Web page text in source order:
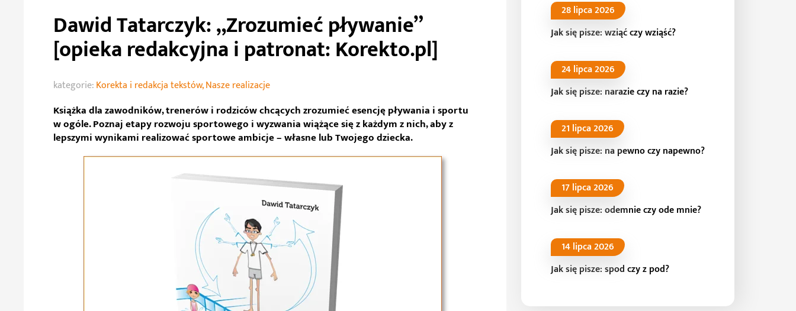
Dawid Tatarczyk: „Zrozumieć pływanie”
[opieka redakcyjna i patronat: Korekto.pl]
kategorie:Korekta i redakcja tekstów,Nasze realizacje
Książka dla zawodników, trenerów i rodziców chcących zrozumieć esencję pływania i sportu
w ogóle. Poznaj etapy rozwoju sportowego i wyzwania wiążące się z każdym z nich, aby z
lepszymi wynikami realizować sportowe ambicje – własne lub Twojego dziecka.
Jak się pisze: wziąć czy wziąść?
28 lipca 2026
Jak się pisze: narazie czy na razie?
24 lipca 2026
Jak się pisze: na pewno czy napewno?
21 lipca 2026
Jak się pisze: odemnie czy ode mnie?
17 lipca 2026
Jak się pisze: spod czy z pod?
14 lipca 2026